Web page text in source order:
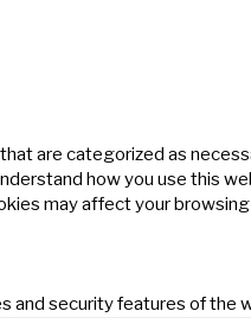
are categorized as
how you use this
may affect your
and security features of the